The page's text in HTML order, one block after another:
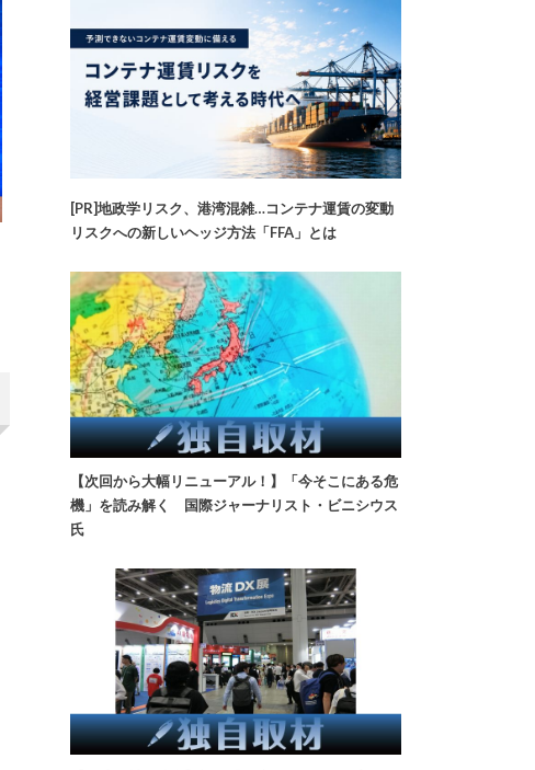
[PR]地政学リスク、港湾混雑…コンテナ運賃の変動
リスクへの新しいヘッジ方法「FFA」とは
【次回から大幅リニューアル！】「今そこにある危
機」を読み解く 国際ジャーナリスト・ビニシウス
氏